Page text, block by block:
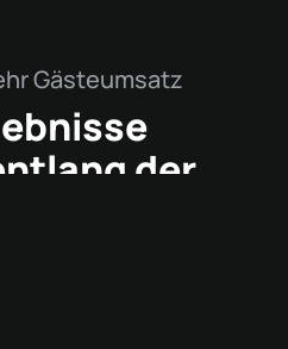
Gästeumsatz
der